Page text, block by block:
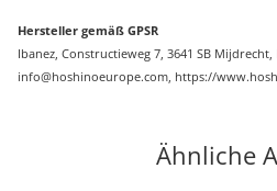
Hersteller gemäß GPSR
Ibanez, Constructieweg 7, 3641 SB
info@hoshinoeurope.com, https://
Ähnliche